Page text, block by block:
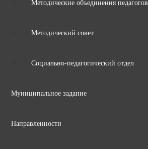
Методические объединения педагогов
Методический совет
Социально-педагогический отдел
Муниципальное задание
Направленности